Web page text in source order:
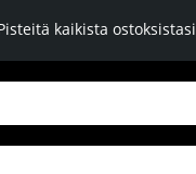
kaikista ostoksistasi